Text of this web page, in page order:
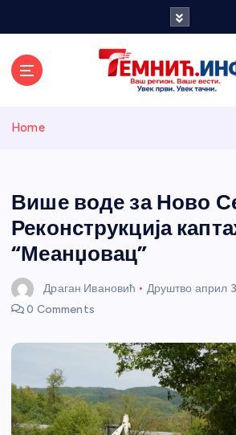
и
Home
Више воде за Ново
Реконструкција
“Меанџовац”
Драган Ивановић Друштво април
0 Comments